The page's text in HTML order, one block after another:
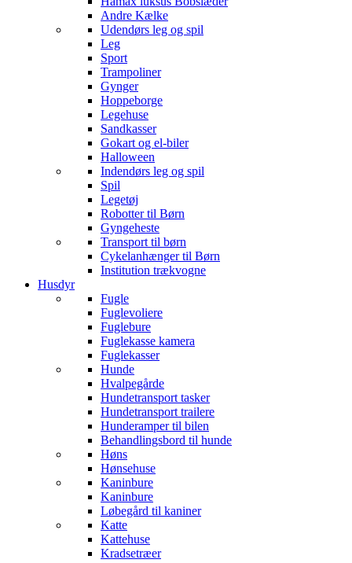
Andre Kælke
Udendørs leg og spil
Leg
Sport
Trampoliner
Gynger
Hoppeborge
Legehuse
Sandkasser
Gokart og el-biler
Halloween
Indendørs leg og spil
Spil
Legetøj
Robotter til Børn
Gyngeheste
Transport til børn
Cykelanhænger til Børn
Institution trækvogne
Husdyr
Fugle
Fuglevoliere
Fuglebure
Fuglekasse kamera
Fuglekasser
Hunde
Hvalpegårde
Hundetransport tasker
Hundetransport trailere
Hunderamper til bilen
Behandlingsbord til hunde
Høns
Hønsehuse
Kaninbure
Kaninbure
Løbegård til kaniner
Katte
Kattehuse
Kradsetræer